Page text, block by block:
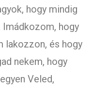
hogy mindig
Imádkozom, hogy
lakozzon, és hogy
nekem, hogy
Veled,